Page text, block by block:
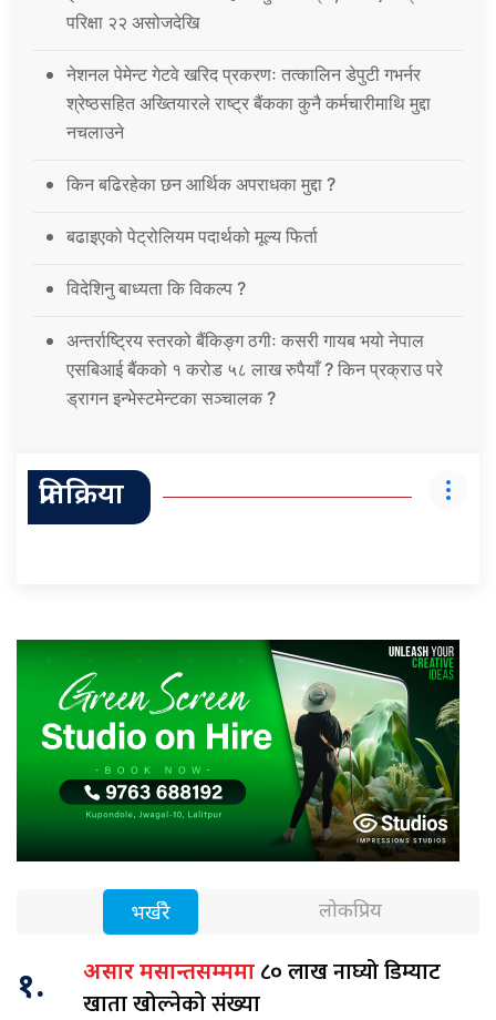
परिक्षा २२ असोजदेखि
नेशनल पेमेन्ट गेटवे खरिद प्रकरणः तत्कालिन डेपुटी गभर्नर
श्रेष्ठसहित अख्तियारले राष्ट्र बैंकका कुनै कर्मचारीमाथि मुद्दा
नचलाउने
किन बढिरहेका छन आर्थिक अपराधका मुद्दा ?
बढाइएको पेट्रोलियम पदार्थको मूल्य फिर्ता
विदेशिनु बाध्यता कि विकल्प ?
अन्तर्राष्ट्रिय स्तरको बैंकिङ्ग ठगीः कसरी गायब भयो नेपाल
एसबिआई बैंकको १ करोड ५८ लाख रुपैयाँ ? किन प्रक्राउ परे
ड्रागन इन्भेस्टमेन्टका सञ्चालक ?
प्रतिक्रिया
भर्खरै लोकप्रिय
१. असार मसान्तसम्ममा ८० लाख नाघ्यो डिम्याट
खाता खोल्नेको संख्या